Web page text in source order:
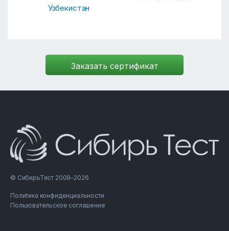
Узбекистан
© СибирьТест 2009–2026
Политика конфиденциальности
Пользовательское соглашение